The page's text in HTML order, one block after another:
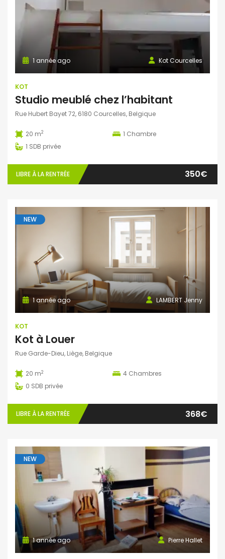
Kot Courcelles
1 année ago
KOT
Studio meublé chez l’habitant
Rue Hubert Bayet 72, 6180 Courcelles, Belgique
20 m2 1 Chambre
1 SDB privée
LIBRE À LA RENTRÉE 350€
NEW
LAMBERT Jenny
1 année ago
KOT
Kot à Louer
Rue Garde-Dieu, Liège, Belgique
20 m2 4 Chambres
0 SDB privée
LIBRE À LA RENTRÉE 368€
NEW
Pierre Hallet
1 année ago